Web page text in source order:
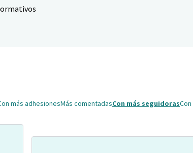
más adhesionesMás comentadasCon más seguidoras